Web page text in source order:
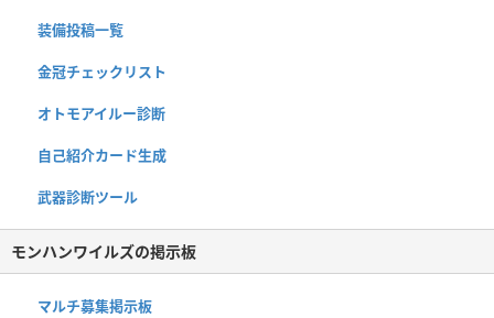
装備投稿一覧
金冠チェックリスト
オトモアイルー診断
自己紹介カード生成
武器診断ツール
モンハンワイルズの掲示板
マルチ募集掲示板